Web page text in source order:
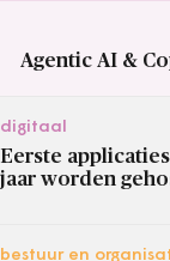
Agentic AI &
digitaal
Eerste
jaar worden
bestuur en